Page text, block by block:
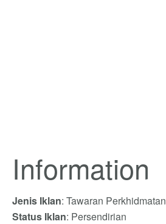
Information
Jenis Iklan: Tawaran Perkhidmatan
Status Iklan: Persendirian